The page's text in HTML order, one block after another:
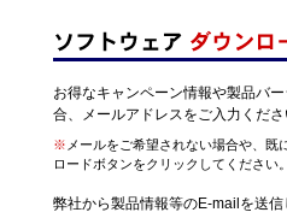
お得なキャンペーン情報や製品バ
合、メールアドレスをご入力くだ
※ メールをご希望されない場合や、
ロードボタンをクリックしてください
弊社から製品情報等のE-mailを送